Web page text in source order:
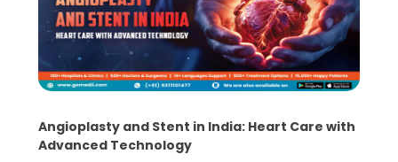
Angioplasty and Stent in India: Heart Care with
Advanced Technology